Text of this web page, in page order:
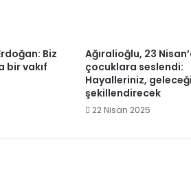
Biz
bir vakıf
Ağıralioğlu, 23
çocuklara seslendi:
Hayalleriniz,
şekillendirecek
22 Nisan 2025